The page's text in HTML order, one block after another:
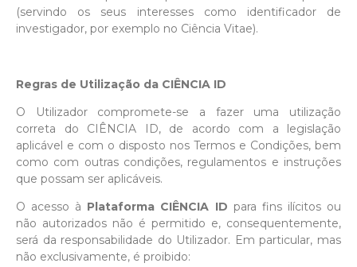
(servindo os seus interesses como identificador de
investigador, por exemplo no Ciência Vitae).
Regras de Utilização da CIÊNCIA ID
O Utilizador compromete-se a fazer uma utilização
correta do CIÊNCIA ID, de acordo com a legislação
aplicável e com o disposto nos Termos e Condições, bem
como com outras condições, regulamentos e instruções
que possam ser aplicáveis.
O acesso à Plataforma CIÊNCIA ID para fins ilícitos ou
não autorizados não é permitido e, consequentemente,
será da responsabilidade do Utilizador. Em particular, mas
não exclusivamente, é proibido: